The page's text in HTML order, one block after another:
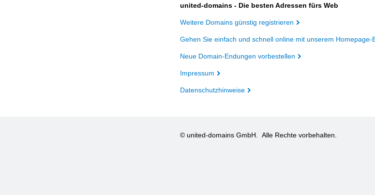
united-domains - Die besten Adressen fürs Web
Weitere Domains günstig registrieren
Gehen Sie einfach und schnell online mit unserem Homepage-
Neue Domain-Endungen vorbestellen
Impressum
Datenschutzhinweise
© united-domains GmbH. Alle Rechte vorbehalten.